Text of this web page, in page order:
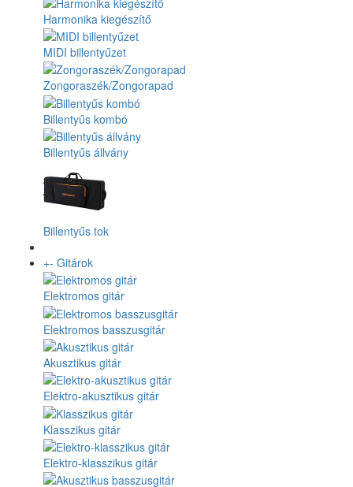
Harmonika kiegészítő
MIDI billentyűzet
Zongoraszék/Zongorapad
Billentyűs kombó
Billentyűs állvány
Billentyűs tok
+- Gitárok
Elektromos gitár
Elektromos basszusgitár
Akusztikus gitár
Elektro-akusztikus gitár
Klasszikus gitár
Elektro-klasszikus gitár